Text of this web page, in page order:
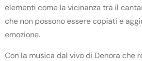
elementi come la vicinanza tra il
che non possono essere copiati e
emozione.
Con la musica dal vivo di Denora che